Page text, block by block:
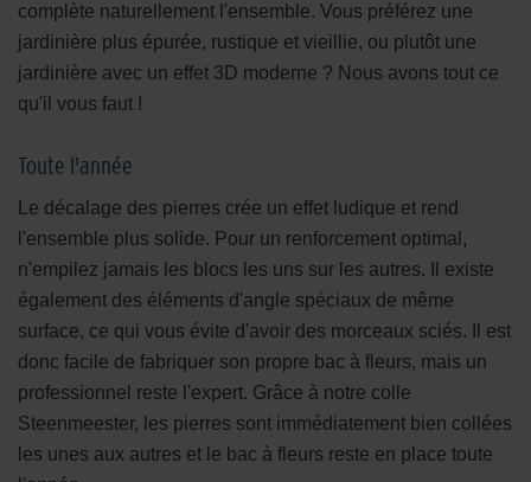
complète naturellement l'ensemble. Vous préférez une
jardinière plus épurée, rustique et vieillie, ou plutôt une
jardinière avec un effet 3D moderne ? Nous avons tout ce
qu'il vous faut !
Toute l'année
Le décalage des pierres crée un effet ludique et rend
l'ensemble plus solide. Pour un renforcement optimal,
n'empilez jamais les blocs les uns sur les autres. Il existe
également des éléments d'angle spéciaux de même
surface, ce qui vous évite d'avoir des morceaux sciés. Il est
donc facile de fabriquer son propre bac à fleurs, mais un
professionnel reste l'expert. Grâce à notre colle
Steenmeester, les pierres sont immédiatement bien collées
les unes aux autres et le bac à fleurs reste en place toute